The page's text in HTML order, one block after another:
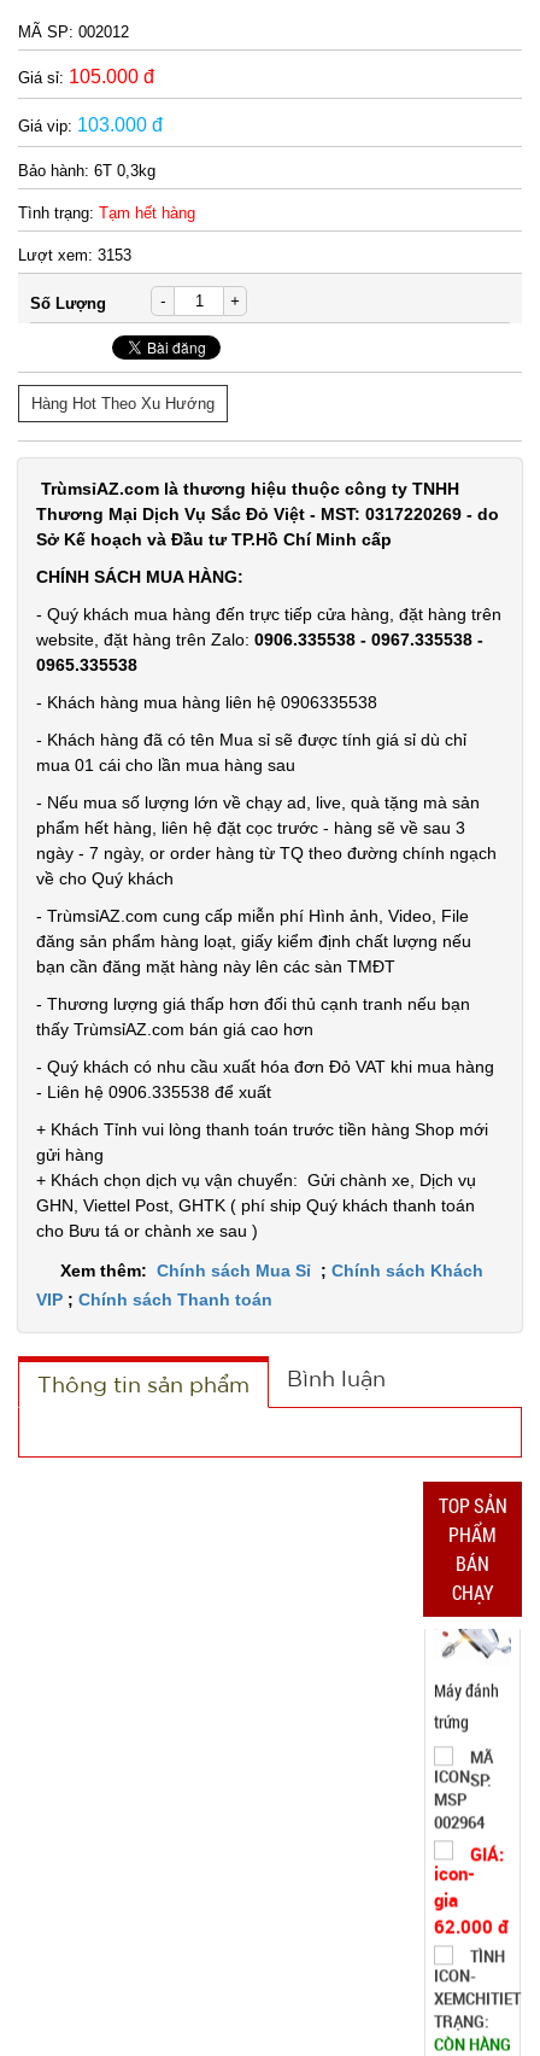
MÃ SP: 002012
Giá sỉ: 105.000 đ
Giá vip: 103.000 đ
Bảo hành: 6T 0,3kg
Tình trạng: Tạm hết hàng
Lượt xem: 3153
Số Lượng - +
Hàng Hot Theo Xu Hướng
TrùmsỉAZ.com là thương hiệu thuộc công ty TNHH
Thương Mại Dịch Vụ Sắc Đỏ Việt - MST: 0317220269 - do
Sở Kế hoạch và Đầu tư TP.Hồ Chí Minh cấp
CHÍNH SÁCH MUA HÀNG:
- Quý khách mua hàng đến trực tiếp cửa hàng, đặt hàng trên
website, đặt hàng trên Zalo: 0906.335538 - 0967.335538 -
0965.335538
- Khách hàng mua hàng liên hệ 0906335538
- Khách hàng đã có tên Mua sỉ sẽ được tính giá sỉ dù chỉ
mua 01 cái cho lần mua hàng sau
- Nếu mua số lượng lớn về chạy ad, live, quà tặng mà sản
phẩm hết hàng, liên hệ đặt cọc trước - hàng sẽ về sau 3
ngày - 7 ngày, or order hàng từ TQ theo đường chính ngạch
về cho Quý khách
- TrùmsỉAZ.com cung cấp miễn phí Hình ảnh, Video, File
đăng sản phẩm hàng loạt, giấy kiểm định chất lượng nếu
bạn cần đăng mặt hàng này lên các sàn TMĐT
- Thương lượng giá thấp hơn đối thủ cạnh tranh nếu bạn
thấy TrùmsỉAZ.com bán giá cao hơn
- Quý khách có nhu cầu xuất hóa đơn Đỏ VAT khi mua hàng
- Liên hệ 0906.335538 để xuất
+ Khách Tỉnh vui lòng thanh toán trước tiền hàng Shop mới
gửi hàng
+ Khách chọn dịch vụ vận chuyển: Gửi chành xe, Dịch vụ
GHN, Viettel Post, GHTK ( phí ship Quý khách thanh toán
cho Bưu tá or chành xe sau )
Xem thêm: Chính sách Mua Sỉ ; Chính sách Khách
VIP ; Chính sách Thanh toán
Thông tin sản phẩm Bình luận
TOP SẢN
PHẨM
BÁN
CHẠY
TRẠNG:
Bảo
Test
đậy SP:
003858
GIÁ:
TÌNH
Cân nặng:
0,5kg
MÃ
SP:
002964
GIÁ:
CÒN HÀNG
hành:
1T,
Cân nặng:
1kg
Đặt
hàng
Ấm siêu tốc
inox 1,8 Lít
( T24, full
vat ) SP:
SP004162
65.000 đ
TÌNH